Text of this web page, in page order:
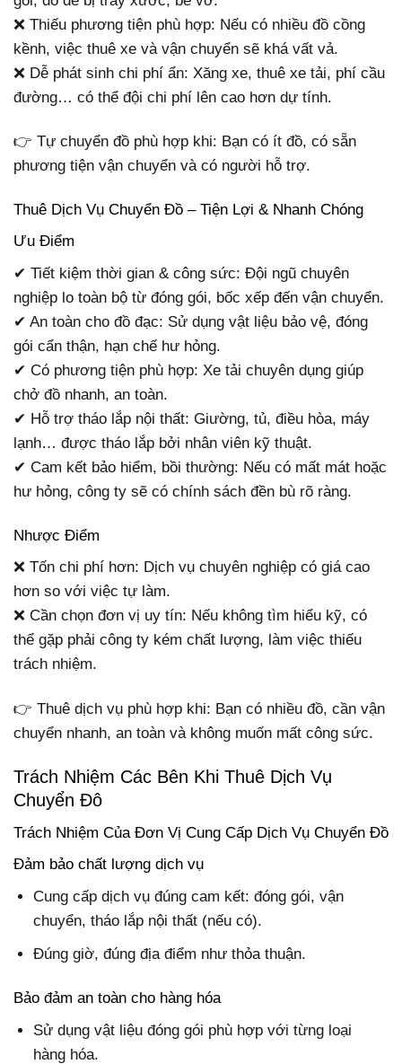
❌ Thiếu phương tiện phù hợp: Nếu có nhiều đồ cồng
kềnh, việc thuê xe và vận chuyển sẽ khá vất vả.
❌ Dễ phát sinh chi phí ẩn: Xăng xe, thuê xe tải, phí cầu
đường… có thể đội chi phí lên cao hơn dự tính.
👉 Tự chuyển đồ phù hợp khi: Bạn có ít đồ, có sẵn
phương tiện vận chuyển và có người hỗ trợ.
Thuê Dịch Vụ Chuyển Đồ – Tiện Lợi & Nhanh Chóng
Ưu Điểm
✔ Tiết kiệm thời gian & công sức: Đội ngũ chuyên
nghiệp lo toàn bộ từ đóng gói, bốc xếp đến vận chuyển.
✔ An toàn cho đồ đạc: Sử dụng vật liệu bảo vệ, đóng
gói cẩn thận, hạn chế hư hỏng.
✔ Có phương tiện phù hợp: Xe tải chuyên dụng giúp
chở đồ nhanh, an toàn.
✔ Hỗ trợ tháo lắp nội thất: Giường, tủ, điều hòa, máy
lạnh… được tháo lắp bởi nhân viên kỹ thuật.
✔ Cam kết bảo hiểm, bồi thường: Nếu có mất mát hoặc
hư hỏng, công ty sẽ có chính sách đền bù rõ ràng.
Nhược Điểm
❌ Tốn chi phí hơn: Dịch vụ chuyên nghiệp có giá cao
hơn so với việc tự làm.
❌ Cần chọn đơn vị uy tín: Nếu không tìm hiểu kỹ, có
thể gặp phải công ty kém chất lượng, làm việc thiếu
trách nhiệm.
👉 Thuê dịch vụ phù hợp khi: Bạn có nhiều đồ, cần vận
chuyển nhanh, an toàn và không muốn mất công sức.
Trách Nhiệm Các Bên Khi Thuê Dịch Vụ
Chuyển Đô
Trách Nhiệm Của Đơn Vị Cung Cấp Dịch Vụ Chuyển Đồ
Đảm bảo chất lượng dịch vụ
Cung cấp dịch vụ đúng cam kết: đóng gói, vận
chuyển, tháo lắp nội thất (nếu có).
Đúng giờ, đúng địa điểm như thỏa thuận.
Bảo đảm an toàn cho hàng hóa
Sử dụng vật liệu đóng gói phù hợp với từng loại
hàng hóa.